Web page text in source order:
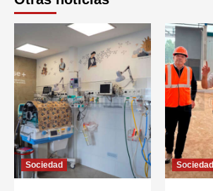
Sociedad Sociedad